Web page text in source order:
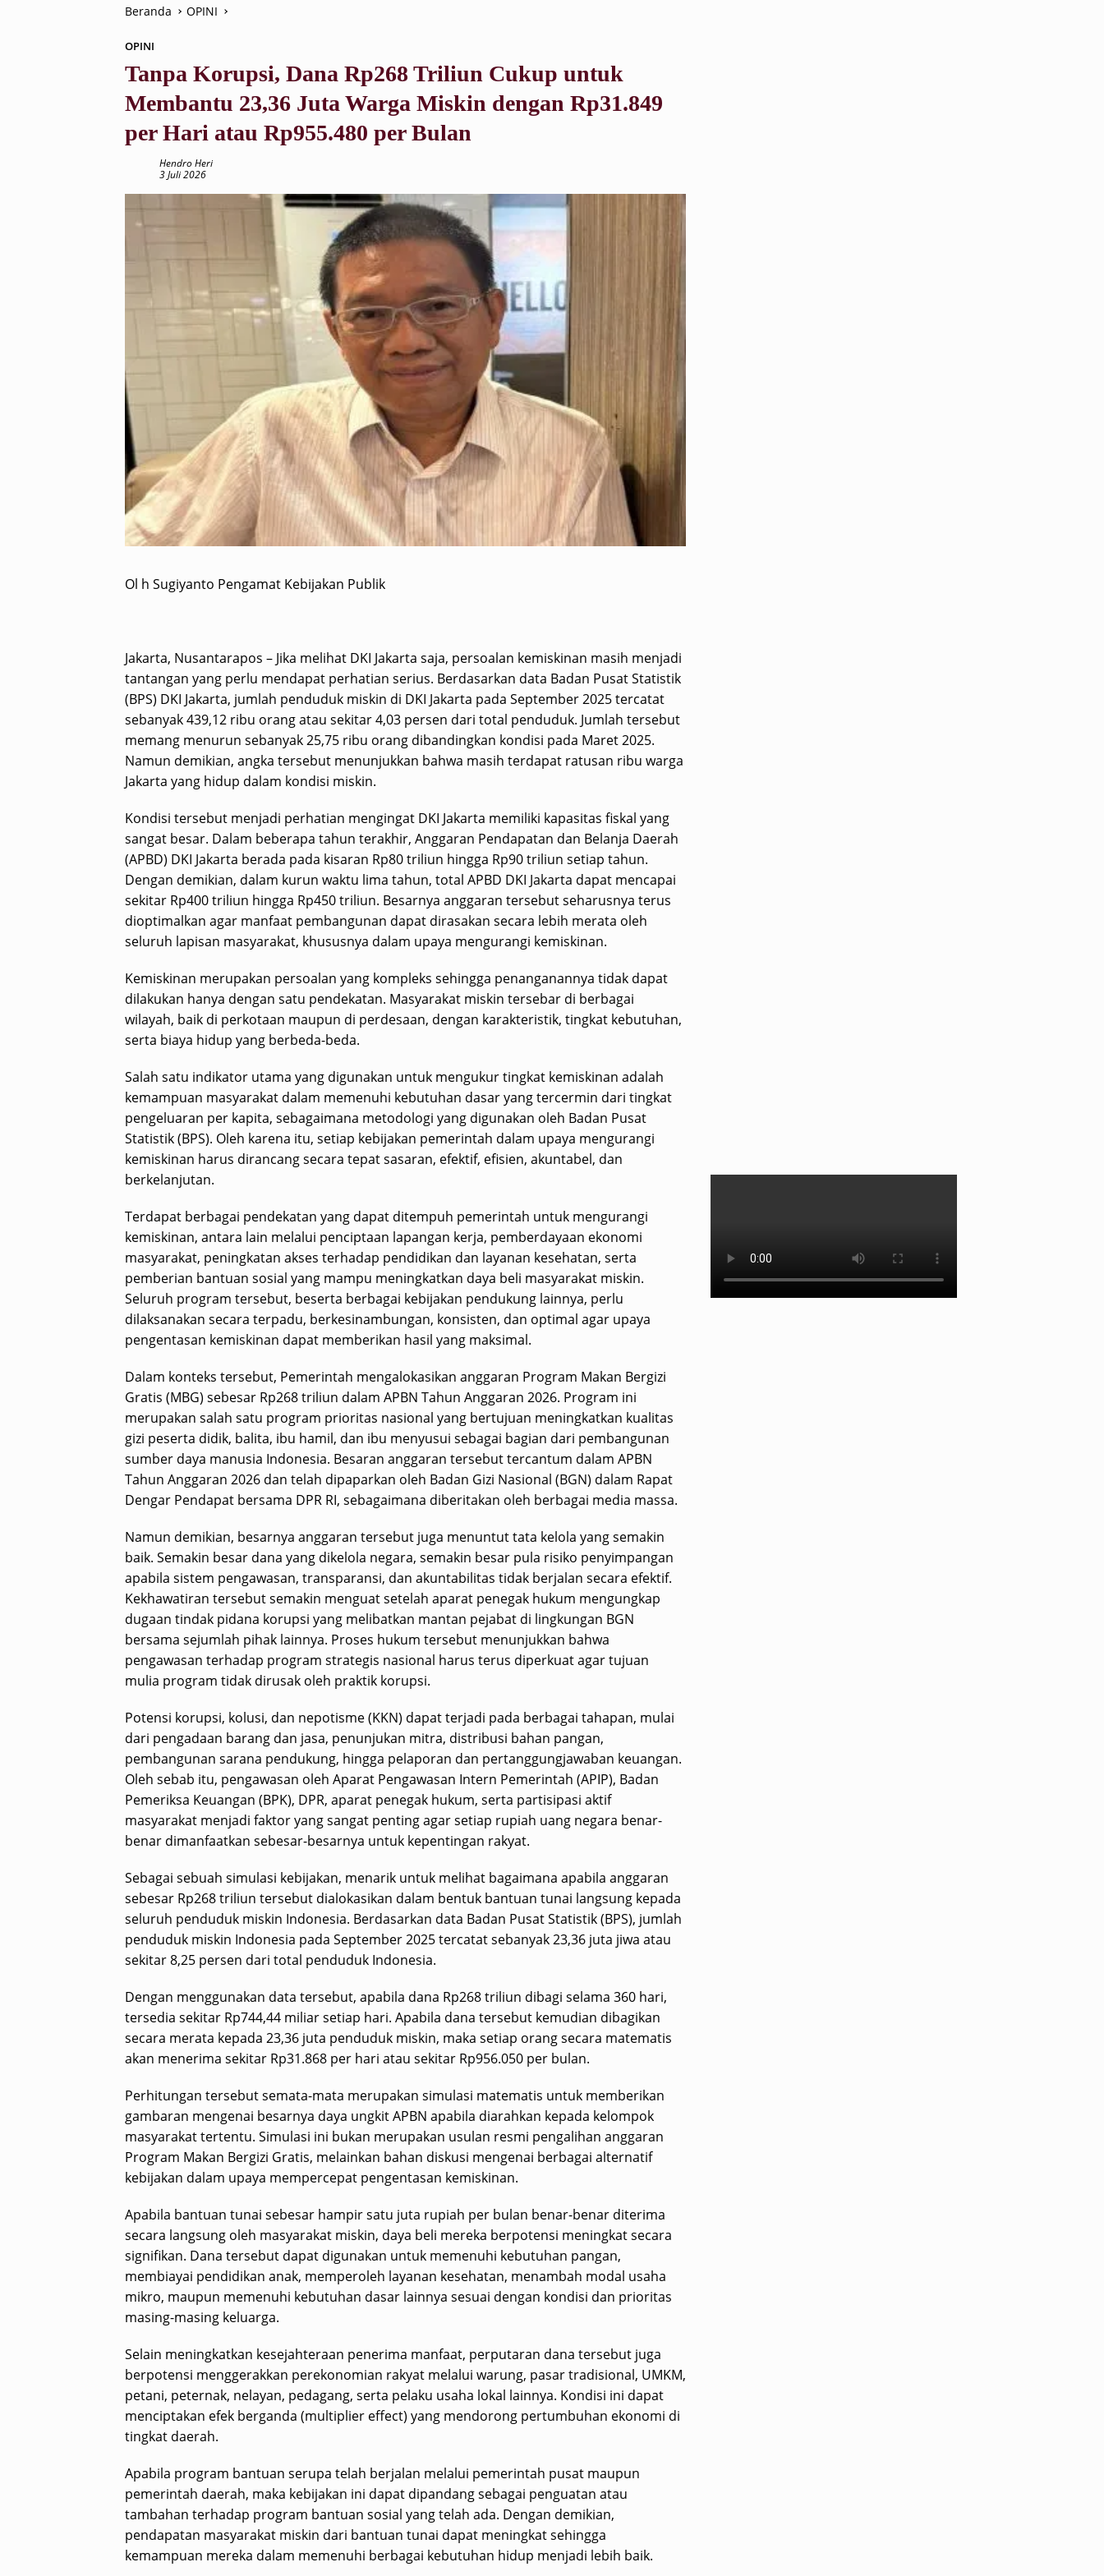
Beranda OPINI
OPINI
Tanpa Korupsi, Dana Rp268 Triliun Cukup untuk
Membantu 23,36 Juta Warga Miskin dengan Rp31.849
per Hari atau Rp955.480 per Bulan
Hendro Heri
3 Juli 2026
Ol h Sugiyanto Pengamat Kebijakan Publik
Jakarta, Nusantarapos – Jika melihat DKI Jakarta saja, persoalan kemiskinan masih menjadi
tantangan yang perlu mendapat perhatian serius. Berdasarkan data Badan Pusat Statistik
(BPS) DKI Jakarta, jumlah penduduk miskin di DKI Jakarta pada September 2025 tercatat
sebanyak 439,12 ribu orang atau sekitar 4,03 persen dari total penduduk. Jumlah tersebut
memang menurun sebanyak 25,75 ribu orang dibandingkan kondisi pada Maret 2025.
Namun demikian, angka tersebut menunjukkan bahwa masih terdapat ratusan ribu warga
Jakarta yang hidup dalam kondisi miskin.
Kondisi tersebut menjadi perhatian mengingat DKI Jakarta memiliki kapasitas fiskal yang
sangat besar. Dalam beberapa tahun terakhir, Anggaran Pendapatan dan Belanja Daerah
(APBD) DKI Jakarta berada pada kisaran Rp80 triliun hingga Rp90 triliun setiap tahun.
Dengan demikian, dalam kurun waktu lima tahun, total APBD DKI Jakarta dapat mencapai
sekitar Rp400 triliun hingga Rp450 triliun. Besarnya anggaran tersebut seharusnya terus
dioptimalkan agar manfaat pembangunan dapat dirasakan secara lebih merata oleh
seluruh lapisan masyarakat, khususnya dalam upaya mengurangi kemiskinan.
Kemiskinan merupakan persoalan yang kompleks sehingga penanganannya tidak dapat
dilakukan hanya dengan satu pendekatan. Masyarakat miskin tersebar di berbagai
wilayah, baik di perkotaan maupun di perdesaan, dengan karakteristik, tingkat kebutuhan,
serta biaya hidup yang berbeda-beda.
Salah satu indikator utama yang digunakan untuk mengukur tingkat kemiskinan adalah
kemampuan masyarakat dalam memenuhi kebutuhan dasar yang tercermin dari tingkat
pengeluaran per kapita, sebagaimana metodologi yang digunakan oleh Badan Pusat
Statistik (BPS). Oleh karena itu, setiap kebijakan pemerintah dalam upaya mengurangi
kemiskinan harus dirancang secara tepat sasaran, efektif, efisien, akuntabel, dan
berkelanjutan.
Terdapat berbagai pendekatan yang dapat ditempuh pemerintah untuk mengurangi
kemiskinan, antara lain melalui penciptaan lapangan kerja, pemberdayaan ekonomi
masyarakat, peningkatan akses terhadap pendidikan dan layanan kesehatan, serta
pemberian bantuan sosial yang mampu meningkatkan daya beli masyarakat miskin.
Seluruh program tersebut, beserta berbagai kebijakan pendukung lainnya, perlu
dilaksanakan secara terpadu, berkesinambungan, konsisten, dan optimal agar upaya
pengentasan kemiskinan dapat memberikan hasil yang maksimal.
Dalam konteks tersebut, Pemerintah mengalokasikan anggaran Program Makan Bergizi
Gratis (MBG) sebesar Rp268 triliun dalam APBN Tahun Anggaran 2026. Program ini
merupakan salah satu program prioritas nasional yang bertujuan meningkatkan kualitas
gizi peserta didik, balita, ibu hamil, dan ibu menyusui sebagai bagian dari pembangunan
sumber daya manusia Indonesia. Besaran anggaran tersebut tercantum dalam APBN
Tahun Anggaran 2026 dan telah dipaparkan oleh Badan Gizi Nasional (BGN) dalam Rapat
Dengar Pendapat bersama DPR RI, sebagaimana diberitakan oleh berbagai media massa.
Namun demikian, besarnya anggaran tersebut juga menuntut tata kelola yang semakin
baik. Semakin besar dana yang dikelola negara, semakin besar pula risiko penyimpangan
apabila sistem pengawasan, transparansi, dan akuntabilitas tidak berjalan secara efektif.
Kekhawatiran tersebut semakin menguat setelah aparat penegak hukum mengungkap
dugaan tindak pidana korupsi yang melibatkan mantan pejabat di lingkungan BGN
bersama sejumlah pihak lainnya. Proses hukum tersebut menunjukkan bahwa
pengawasan terhadap program strategis nasional harus terus diperkuat agar tujuan
mulia program tidak dirusak oleh praktik korupsi.
Potensi korupsi, kolusi, dan nepotisme (KKN) dapat terjadi pada berbagai tahapan, mulai
dari pengadaan barang dan jasa, penunjukan mitra, distribusi bahan pangan,
pembangunan sarana pendukung, hingga pelaporan dan pertanggungjawaban keuangan.
Oleh sebab itu, pengawasan oleh Aparat Pengawasan Intern Pemerintah (APIP), Badan
Pemeriksa Keuangan (BPK), DPR, aparat penegak hukum, serta partisipasi aktif
masyarakat menjadi faktor yang sangat penting agar setiap rupiah uang negara benar-
benar dimanfaatkan sebesar-besarnya untuk kepentingan rakyat.
Sebagai sebuah simulasi kebijakan, menarik untuk melihat bagaimana apabila anggaran
sebesar Rp268 triliun tersebut dialokasikan dalam bentuk bantuan tunai langsung kepada
seluruh penduduk miskin Indonesia. Berdasarkan data Badan Pusat Statistik (BPS), jumlah
penduduk miskin Indonesia pada September 2025 tercatat sebanyak 23,36 juta jiwa atau
sekitar 8,25 persen dari total penduduk Indonesia.
Dengan menggunakan data tersebut, apabila dana Rp268 triliun dibagi selama 360 hari,
tersedia sekitar Rp744,44 miliar setiap hari. Apabila dana tersebut kemudian dibagikan
secara merata kepada 23,36 juta penduduk miskin, maka setiap orang secara matematis
akan menerima sekitar Rp31.868 per hari atau sekitar Rp956.050 per bulan.
Perhitungan tersebut semata-mata merupakan simulasi matematis untuk memberikan
gambaran mengenai besarnya daya ungkit APBN apabila diarahkan kepada kelompok
masyarakat tertentu. Simulasi ini bukan merupakan usulan resmi pengalihan anggaran
Program Makan Bergizi Gratis, melainkan bahan diskusi mengenai berbagai alternatif
kebijakan dalam upaya mempercepat pengentasan kemiskinan.
Apabila bantuan tunai sebesar hampir satu juta rupiah per bulan benar-benar diterima
secara langsung oleh masyarakat miskin, daya beli mereka berpotensi meningkat secara
signifikan. Dana tersebut dapat digunakan untuk memenuhi kebutuhan pangan,
membiayai pendidikan anak, memperoleh layanan kesehatan, menambah modal usaha
mikro, maupun memenuhi kebutuhan dasar lainnya sesuai dengan kondisi dan prioritas
masing-masing keluarga.
Selain meningkatkan kesejahteraan penerima manfaat, perputaran dana tersebut juga
berpotensi menggerakkan perekonomian rakyat melalui warung, pasar tradisional, UMKM,
petani, peternak, nelayan, pedagang, serta pelaku usaha lokal lainnya. Kondisi ini dapat
menciptakan efek berganda (multiplier effect) yang mendorong pertumbuhan ekonomi di
tingkat daerah.
Apabila program bantuan serupa telah berjalan melalui pemerintah pusat maupun
pemerintah daerah, maka kebijakan ini dapat dipandang sebagai penguatan atau
tambahan terhadap program bantuan sosial yang telah ada. Dengan demikian,
pendapatan masyarakat miskin dari bantuan tunai dapat meningkat sehingga
kemampuan mereka dalam memenuhi berbagai kebutuhan hidup menjadi lebih baik.